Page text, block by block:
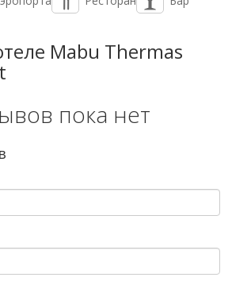
Mabu Thermas
пока нет